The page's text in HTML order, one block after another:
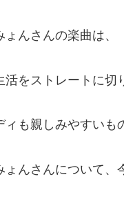
ょんさんの楽曲は、
活をストレートに切
ィも親しみやすいも
ょんさんについて、